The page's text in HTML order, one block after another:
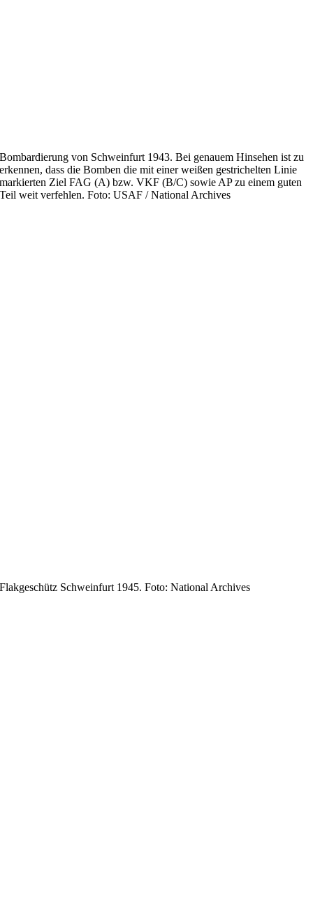
Bombardierung von Schweinfurt 1943. Bei genauem Hinsehen ist zu
erkennen, dass die Bomben die mit einer weißen gestrichelten Linie
markierten Ziel FAG (A) bzw. VKF (B/C) sowie AP zu einem guten
Teil weit verfehlen. Foto: USAF / National Archives
Flakgeschütz Schweinfurt 1945. Foto: National Archives